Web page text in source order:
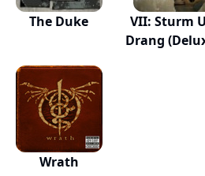
The Duke
VII: Sturm
Drang
Wrath